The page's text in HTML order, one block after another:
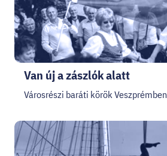
Van új a zászlók alatt
Városrészi baráti körök Veszprémben